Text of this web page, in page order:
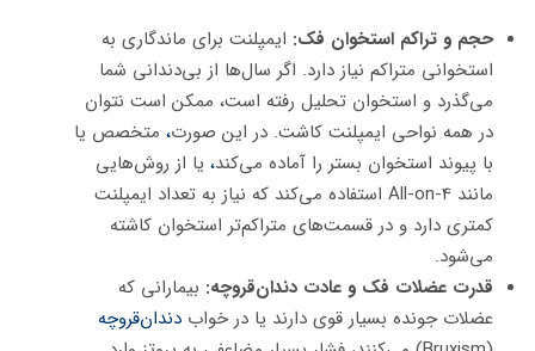
حجم و تراکم استخوان فک: ایمپلنت برای ماندگاری به
استخوانی متراکم نیاز دارد. اگر سال‌ها از بی‌دندانی شما
می‌گذرد و استخوان تحلیل رفته است، ممکن است نتوان
در همه نواحی ایمپلنت کاشت. در این صورت، متخصص یا
با پیوند استخوان بستر را آماده می‌کند، یا از روش‌هایی
مانند All-on-4 استفاده می‌کند که نیاز به تعداد ایمپلنت
کمتری دارد و در قسمت‌های متراکم‌تر استخوان کاشته
می‌شود.
قدرت عضلات فک و عادت دندان‌قروچه: بیمارانی که
عضلات جونده بسیار قوی دارند یا در خواب دندان‌قروچه